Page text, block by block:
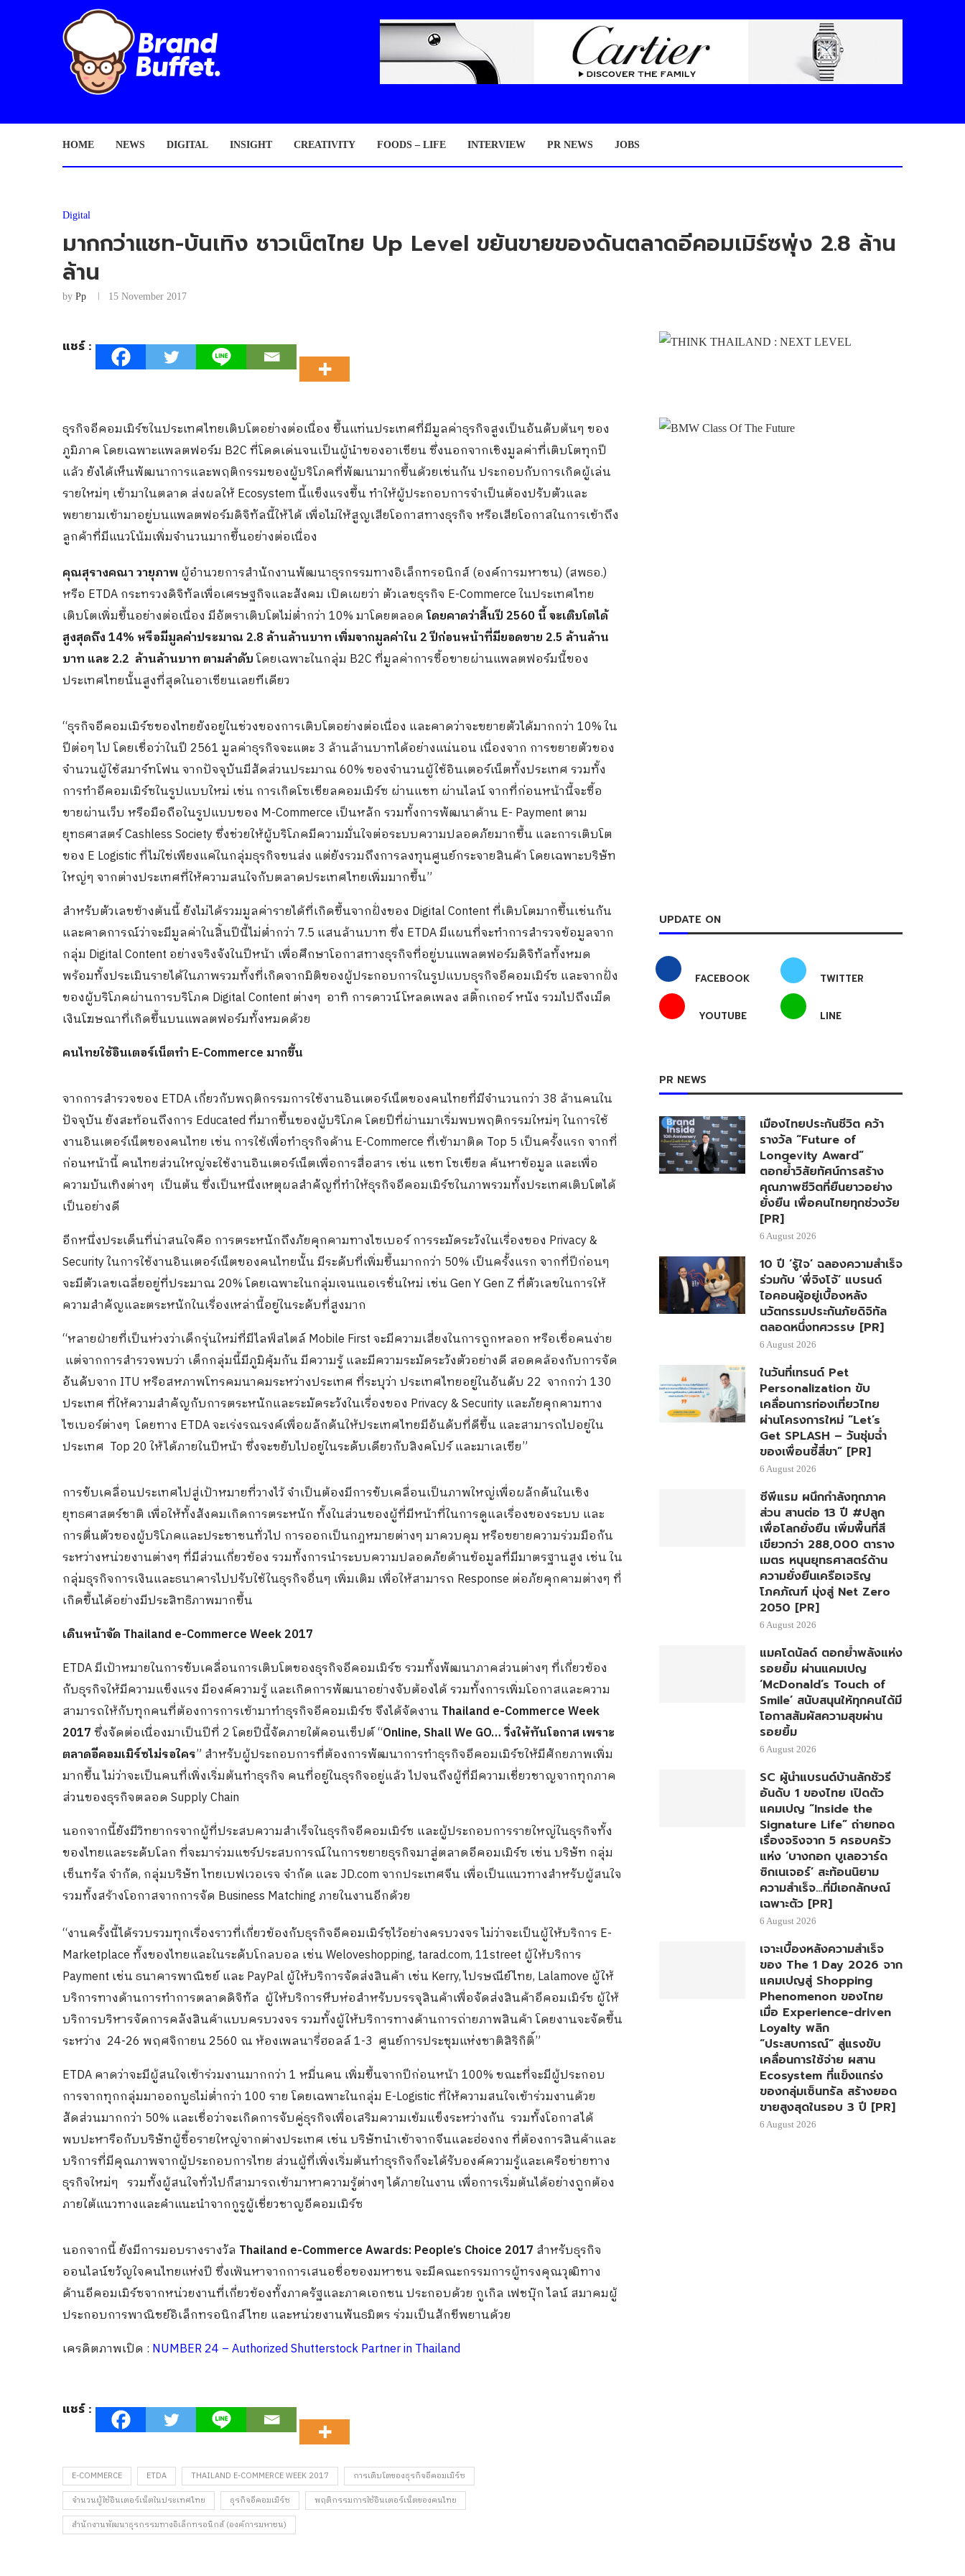
HOME NEWS DIGITAL INSIGHT CREATIVITY FOODS – LIFE INTERVIEW PR NEWS JOBS
Digital
มากกว่าแชท-บันเทิง ชาวเน็ตไทย Up Level ขยันขายของดันตลาดอีคอมเมิร์ซพุ่ง 2.8 ล้าน
ล้าน
by Pp 15 November 2017
แชร์ :
ธุรกิจอีคอมเมิร์ซในประเทศไทยเติบโตอย่างต่อเนื่อง ขึ้นแท่นประเทศที่มีมูลค่าธุรกิจสูงเป็นอันดับต้นๆ ของ
ภูมิภาค โดยเฉพาะแพลตฟอร์ม B2C ที่โดดเด่นจนเป็นผู้นำของอาเซียน ซึ่งนอกจากเชิงมูลค่าที่เติบโตทุกปี
แล้ว ยังได้เห็นพัฒนาการและพฤติกรรมของผู้บริโภคที่พัฒนามากขึ้นด้วยเช่นกัน ประกอบกับการเกิดผู้เล่น
รายใหม่ๆ เข้ามาในตลาด ส่งผลให้ Ecosystem นี้แข็งแรงขึ้น ทำให้ผู้ประกอบการจำเป็นต้องปรับตัวและ
พยายามเข้ามาอยู่บนแพลตฟอร์มดิจิทัลนี้ให้ได้ เพื่อไม่ให้สูญเสียโอกาสทางธุรกิจ หรือเสียโอกาสในการเข้าถึง
ลูกค้าที่มีแนวโน้มเพิ่มจำนวนมากขึ้นอย่างต่อเนื่อง
คุณสุรางคณา วายุภาพ ผู้อำนวยการสำนักงานพัฒนาธุรกรรมทางอิเล็กทรอนิกส์ (องค์การมหาชน) (สพธอ.)
หรือ ETDA กระทรวงดิจิทัลเพื่อเศรษฐกิจและสังคม เปิดเผยว่า ตัวเลขธุรกิจ E-Commerce ในประเทศไทย
เติบโตเพิ่มขึ้นอย่างต่อเนื่อง มีอัตราเติบโตไม่ต่ำกว่า 10% มาโดยตลอด โดยคาดว่าสิ้นปี 2560 นี้ จะเติบโตได้
สูงสุดถึง 14% หรือมีมูลค่าประมาณ 2.8 ล้านล้านบาท เพิ่มจากมูลค่าใน 2 ปีก่อนหน้าที่มียอดขาย 2.5 ล้านล้าน
บาท และ 2.2 ล้านล้านบาท ตามลำดับโดยเฉพาะในกลุ่ม B2C ที่มูลค่าการซื้อขายผ่านแพลตฟอร์มนี้ของ
ประเทศไทยนั้นสูงที่สุดในอาเซียนเลยทีเดียว
“ธุรกิจอีคอมเมิร์ซของไทยยังอยู่ในช่วงของการเติบโตอย่างต่อเนื่อง และคาดว่าจะขยายตัวได้มากกว่า 10% ใน
ปีต่อๆ ไป โดยเชื่อว่าในปี 2561 มูลค่าธุรกิจจะแตะ 3 ล้านล้านบาทได้อย่างแน่นอน เนื่องจาก การขยายตัวของ
จำนวนผู้ใช้สมาร์ทโฟน จากปัจจุบันมีสัดส่วนประมาณ 60% ของจำนวนผู้ใช้อินเตอร์เน็ตทั้งประเทศ รวมทั้ง
การทำอีคอมเมิร์ซในรูปแบบใหม่ เช่น การเกิดโซเชียลคอมเมิร์ซ ผ่านแชท ผ่านไลน์ จากที่ก่อนหน้านี้จะซื้อ
ขายผ่านเว็บ หรือมือถือในรูปแบบของ M-Commerce เป็นหลัก รวมทั้งการพัฒนาด้าน E- Payment ตาม
ยุทธศาสตร์ Cashless Society ซึ่งช่วยให้ผู้บริโภคมีความมั่นใจต่อระบบความปลอดภัยมากขึ้น และการเติบโต
ของ E Logistic ที่ไม่ใช่เพียงแค่ในกลุ่มธุรกิจขนส่ง แต่ยังรวมถึงการลงทุนศูนย์กระจายสินค้า โดยเฉพาะบริษัท
ใหญ่ๆ จากต่างประเทศที่ให้ความสนใจกับตลาดประเทศไทยเพิ่มมากขึ้น”
สำหรับตัวเลขข้างต้นนี้ ยังไม่ได้รวมมูลค่ารายได้ที่เกิดขึ้นจากฝั่งของ Digital Content ที่เติบโตมากขึ้นเช่นกัน
และคาดการณ์ว่าจะมีมูลค่าในสิ้นปีนี้ไม่ต่ำกว่า 7.5 แสนล้านบาท ซึ่ง ETDA มีแผนที่จะทำการสำรวจข้อมูลจาก
กลุ่ม Digital Content อย่างจริงจังในปีหน้า เพื่อศึกษาโอกาสทางธุรกิจที่อยู่บนแพลตฟอร์มดิจิทัลทั้งหมด
พร้อมทั้งประเมินรายได้ในภาพรวมทั้งที่เกิดจากมิติของผู้ประกอบการในรูปแบบธุรกิจอีคอมเมิร์ซ และจากฝั่ง
ของผู้บริโภคผ่านการบริโภค Digital Content ต่างๆ อาทิ การดาวน์โหลดเพลง สติ้กเกอร์ หนัง รวมไปถึงเม็ด
เงินโฆษณาที่เกิดขึ้นบนแพลตฟอร์มทั้งหมดด้วย
คนไทยใช้อินเตอร์เน็ตทำ E-Commerce มากขึ้น
จากการสำรวจของ ETDA เกี่ยวกับพฤติกรรมการใช้งานอินเตอร์เน็ตของคนไทยที่มีจำนวนกว่า 38 ล้านคนใน
ปัจจุบัน ยังสะท้อนถึงการ Educated ที่มากขึ้นของผู้บริโภค โดยปีที่ผ่านมาเริ่มพบพฤติกรรมใหม่ๆ ในการใช้
งานอินเตอร์เน็ตของคนไทย เช่น การใช้เพื่อทำธุรกิจด้าน E-Commerce ที่เข้ามาติด Top 5 เป็นครั้งแรก จากที่
ก่อนหน้านี้ คนไทยส่วนใหญ่จะใช้งานอินเตอร์เน็ตเพื่อการสื่อสาร เช่น แชท โซเขียล ค้นหาข้อมูล และเพื่อ
ความบันเทิงต่างๆ เป็นต้น ซึ่งเป็นหนึ่งเหตุผลสำคัญที่ทำให้ธุรกิจอีคอมเมิร์ซในภาพรวมทั้งประเทศเติบโตได้
เป็นอย่างดี
อีกหนึ่งประเด็นที่น่าสนใจคือ การตระหนักถึงภัยคุกคามทางไซเบอร์ การระมัดระวังในเรื่องของ Privacy &
Security ในการใช้งานอินเตอร์เน็ตของคนไทยนั้น มีระดับที่เพิ่มขึ้นมากกว่า 50% เป็นครั้งแรก จากที่ปีก่อนๆ
จะมีตัวเลขเฉลี่ยอยู่ที่ประมาณ 20% โดยเฉพาะในกลุ่มเจนเนอเรชั่นใหม่ เช่น Gen Y Gen Z ที่ตัวเลขในการให้
ความสำคัญและตระหนักในเรื่องเหล่านี้อยู่ในระดับที่สูงมาก
“หลายฝ่ายที่เป็นห่วงว่าเด็กรุ่นใหม่ที่มีไลฟ์สไตล์ Mobile First จะมีความเสี่ยงในการถูกหลอก หรือเชื่อคนง่าย
แต่จากการสำรวจพบว่า เด็กกลุ่มนี้มีภูมิคุ้มกัน มีความรู้ และมีความระมัดระวังตัวอย่างดี สอดคล้องกับการจัด
อันดับจาก ITU หรือสหภาพโทรคมนาคมระหว่างประเทศ ที่ระบุว่า ประเทศไทยอยู่ในอันดับ 22 จากกว่า 130
ประเทศ ที่ให้ความสำคัญกับการตระหนักและระมัดระวังในเรื่องของ Privacy & Security และภัยคุกคามทาง
ไซเบอร์ต่างๆ โดยทาง ETDA จะเร่งรณรงค์เพื่อผลักดันให้ประเทศไทยมีอันดับที่ดีขึ้น และสามารถไปอยู่ใน
ประเทศ Top 20 ให้ได้ภายในปีหน้า ซึ่งจะขยับไปอยู่ในระดับเดียวกับสิงคโปร์ และมาเลเซีย”
การขับเคลื่อนประเทศไปสู่เป้าหมายที่วางไว้ จำเป็นต้องมีการขับเคลื่อนเป็นภาพใหญ่เพื่อผลักดันในเชิง
ยุทธศาสตร์ชาติ เพื่อให้ทั้งสังคมเกิดการตระหนัก ทั้งในส่วนของผู้ที่มีหน้าที่ในการดูแลเรื่องของระบบ และ
การตื่นตัวของผู้บริโภคและประชาชนทั่วไป การออกเป็นกฎหมายต่างๆ มาควบคุม หรือขยายความร่วมมือกัน
ระหว่างหน่วยงานต่างๆ ที่มีส่วนเกี่ยวข้อง รวมทั้งการนำระบบความปลอดภัยด้านข้อมูลที่มีมาตรฐานสูง เช่น ใน
กลุ่มธุรกิจการเงินและธนาคารไปปรับใช้ในธุรกิจอื่นๆ เพิ่มเติม เพื่อให้สามารถ Response ต่อภัยคุกคามต่างๆ ที่
เกิดขึ้นได้อย่างมีประสิทธิภาพมากขึ้น
เดินหน้าจัด Thailand e-Commerce Week2017
ETDA มีเป้าหมายในการขับเคลื่อนการเติบโตของธุรกิจอีคอมเมิร์ซ รวมทั้งพัฒนาภาคส่วนต่างๆ ที่เกี่ยวข้อง
กับธุรกิจให้มีความแข็งแรง มีองค์ความรู้ และเกิดการพัฒนาอย่างจับต้องได้ รวมทั้งการเพิ่มโอกาสและความ
สามารถให้กับทุกคนที่ต้องการการเข้ามาทำธุรกิจอีคอมเมิร์ซ จึงได้จัดงาน Thailand e-Commerce Week
2017ซึ่งจัดต่อเนื่องมาเป็นปีที่ 2 โดยปีนี้จัดภายใต้คอนเซ็ปต์ “Online, Shall We GO…วิ่งให้ทันโอกาส เพราะ
ตลาดอีคอมเมิร์ซไม่รอใคร” สำหรับผู้ประกอบการที่ต้องการพัฒนาการทำธุรกิจอีคอมเมิร์ซให้มีศักยภาพเพิ่ม
มากขึ้น ไม่ว่าจะเป็นคนที่เพิ่งเริ่มต้นทำธุรกิจ คนที่อยู่ในธุรกิจอยู่แล้ว ไปจนถึงผู้ที่มีความเชี่ยวชาญจากทุกภาค
ส่วนของธุรกิจตลอด Supply Chain
นอกจากนี้ยังมีวิทยากรจากผู้ที่ประสบความสำเร็จในธุรกิจอีคอมเมิร์ซ และผู้ประกอบการรายใหญ่ในธุรกิจทั้ง
ของไทยและระดับโลก ที่จะมาร่วมแชร์ประสบการณ์ในการขยายธุรกิจมาสู่ตลาดอีคอมเมิร์ซ เช่น บริษัท กลุ่ม
เซ็นทรัล จำกัด, กลุ่มบริษัท ไทยเบฟเวอเรจ จำกัด และ JD.com จากประเทศจีน เพื่อเป็นแนวทางสำหรับผู้สนใจ
รวมทั้งสร้างโอกาสจากการจัด Business Matching ภายในงานอีกด้วย
“งานครั้งนี้ได้รวบรวมทุกเรื่องราวที่เกี่ยวข้องกับธุรกิจอีคอมเมิร์ซฺไว้อย่างครบวงจร ไม่ว่าจะเป็นผู้ให้บริการ E-
Marketplace ทั้งของไทยและในระดับโกลบอล เช่น Weloveshopping, tarad.com, 11street ผู้ให้บริการ
Payment เช่น ธนาคารพาณิชย์ และ PayPal ผู้ให้บริการจัดส่งสินค้า เช่น Kerry, ไปรษณีย์ไทย, Lalamove ผู้ให้
บริการทางด้านการทำการตลาดดิจิทัล ผู้ให้บริการหีบห่อสำหรับบรรจุสินค้าเพื่อจัดส่งสินค้าอีคอมเมิร์ซ ผู้ให้
บริการบริหารจัดการคลังสินค้าแบบครบวงจร รวมทั้งผู้ให้บริการทางด้านการถ่ายภาพสินค้า โดยงานจะจัดขึ้น
ระหว่าง 24-26 พฤศจิกายน 2560 ณ ห้องเพลนารี่ฮอลล์ 1-3 ศูนย์การประชุมแห่งชาติสิริกิติ์”
ETDA คาดว่าจะมีผู้สนใจเข้าร่วมงานมากกว่า 1 หมื่นคน เพิ่มขึ้นจากปีก่อนหน้า 100% ขณะที่จะมีผู้ประกอบ
การจากทุกกลุ่มมาออกบูธไม่ต่ำกว่า 100 ราย โดยเฉพาะในกลุ่ม E-Logistic ที่ให้ความสนใจเข้าร่วมงานด้วย
สัดส่วนมากกว่า 50% และเชื่อว่าจะเกิดการจับคู่ธุรกิจเพื่อเสริมความเข้มแข็งระหว่างกัน รวมทั้งโอกาสได้
พบปะหารือกับบริษัทผู้ซื้อรายใหญ่จากต่างประเทศ เช่น บริษัทนำเข้าจากจีนและฮ่องกง ที่ต้องการสินค้าและ
บริการที่มีคุณภาพจากผู้ประกอบการไทย ส่วนผู้ที่เพิ่งเริ่มต้นทำธุรกิจก็จะได้รับองค์ความรู้และเครือข่ายทาง
ธุรกิจใหม่ๆ รวมทั้งผู้สนใจทั่วไปก็สามารถเข้ามาหาความรู้ต่างๆ ได้ภายในงาน เพื่อการเริ่มต้นได้อย่างถูกต้อง
ภายใต้แนวทางและคำแนะนำจากกูรูผู้เชี่ยวชาญอีคอมเมิร์ซ
นอกจากนี้ ยังมีการมอบรางรางวัล Thailand e-Commerce Awards: People’s Choice 2017 สำหรับธุรกิจ
ออนไลน์ขวัญใจคนไทยแห่งปี ซึ่งเฟ้นหาจากการเสนอชื่อของมหาชน จะมีคณะกรรมการผู้ทรงคุณวุฒิทาง
ด้านอีคอมเมิร์ซจากหน่วยงานที่เกี่ยวข้องทั้งภาครัฐและภาคเอกชน ประกอบด้วย กูเกิล เฟชบุ๊ก ไลน์ สมาคมผู้
ประกอบการพาณิชย์อิเล็กทรอนิกส์ไทย และหน่วยงานพันธมิตร ร่วมเป็นสักขีพยานด้วย
เครดิตภาพเปิด : NUMBER 24 – Authorized Shutterstock Partner in Thailand
แชร์ :
E-COMMERCE ETDA THAILAND E-COMMERCE WEEK 2017
การเติบโตของธุรกิจอีคอมเมิร์ซ
จำนวนผู้ใช้อินเตอร์เน็ตในประเทศไทย
ธุรกิจอีคอมเมิร์ซ
พฤติกรรมการใช้อินเตอร์เน็ตของคนไทย
สำนักงานพัฒนาธุรกรรมทางอิเล็กทรอนิกส์ (องค์การมหาชน)
UPDATE ON
FACEBOOK TWITTER
YOUTUBE LINE
PR NEWS
เมืองไทยประกันชีวิต คว้า
รางวัล “Future of
Longevity Award”
ตอกย้ำวิสัยทัศน์การสร้าง
คุณภาพชีวิตที่ยืนยาวอย่าง
ยั่งยืน เพื่อคนไทยทุกช่วงวัย
[PR]
6 August 2026
10 ปี ‘รู้ใจ’ ฉลองความสำเร็จ
ร่วมกับ ‘พี่จิงโจ้’ แบรนด์
ไอคอนผู้อยู่เบื้องหลัง
นวัตกรรมประกันภัยดิจิทัล
ตลอดหนึ่งทศวรรษ [PR]
6 August 2026
ในวันที่เทรนด์ Pet
Personalization ขับ
เคลื่อนการท่องเที่ยวไทย
ผ่านโครงการใหม่ “Let’s
Get SPLASH – วันชุ่มฉ่ำ
ของเพื่อนซี้สี่ขา” [PR]
6 August 2026
ซีพีแรม ผนึกกำลังทุกภาค
ส่วน สานต่อ 13 ปี #ปลูก
เพื่อโลกยั่งยืน เพิ่มพื้นที่สี
เขียวกว่า 288,000 ตาราง
เมตร หนุนยุทธศาสตร์ด้าน
ความยั่งยืนเครือเจริญ
โภคภัณฑ์ มุ่งสู่ Net Zero
2050 [PR]
6 August 2026
แมคโดนัลด์ ตอกย้ำพลังแห่ง
รอยยิ้ม ผ่านแคมเปญ
‘McDonald’s Touch of
Smile’ สนับสนุนให้ทุกคนได้มี
โอกาสสัมผัสความสุขผ่าน
รอยยิ้ม
6 August 2026
SC ผู้นำแบรนด์บ้านลักชัวรี
อันดับ 1 ของไทย เปิดตัว
แคมเปญ “Inside the
Signature Life” ถ่ายทอด
เรื่องจริงจาก 5 ครอบครัว
แห่ง ‘บางกอก บูเลอวาร์ด
ซิกเนเจอร์’ สะท้อนนิยาม
ความสำเร็จ…ที่มีเอกลักษณ์
เฉพาะตัว [PR]
6 August 2026
เจาะเบื้องหลังความสำเร็จ
ของ The 1 Day 2026 จาก
แคมเปญสู่ Shopping
Phenomenon ของไทย
เมื่อ Experience-driven
Loyalty พลิก
“ประสบการณ์” สู่แรงขับ
เคลื่อนการใช้จ่าย ผสาน
Ecosystem ที่แข็งแกร่ง
ของกลุ่มเซ็นทรัล สร้างยอด
ขายสูงสุดในรอบ 3 ปี [PR]
6 August 2026